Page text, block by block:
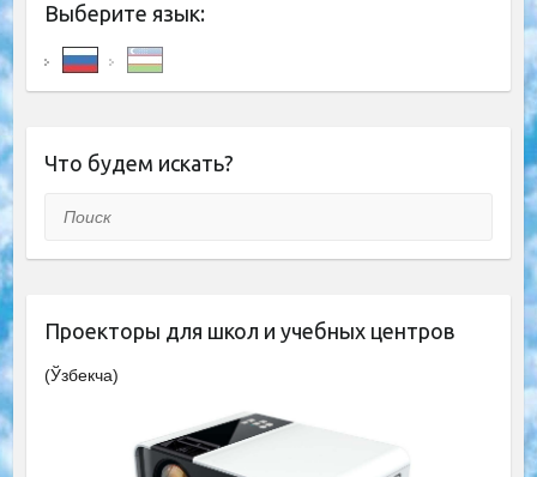
Выберите язык:
Что будем искать?
Поиск
Проекторы для школ и учебных центров
(Ўзбекча)